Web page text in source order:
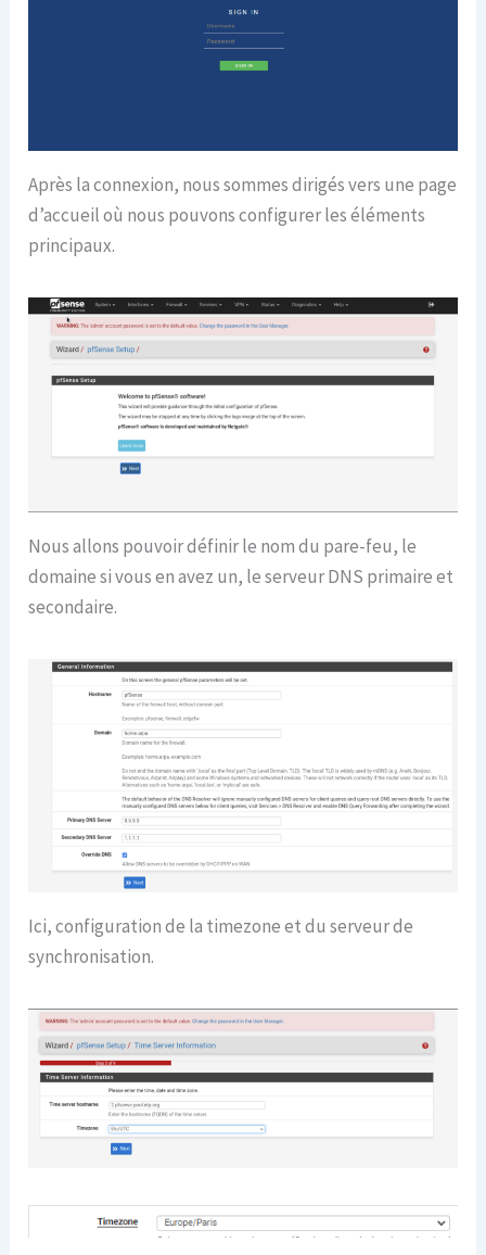
Après la connexion, nous sommes dirigés vers une page
d’accueil où nous pouvons configurer les éléments
principaux.
Nous allons pouvoir définir le nom du pare-feu, le
domaine si vous en avez un, le serveur DNS primaire et
secondaire.
Ici, configuration de la timezone et du serveur de
synchronisation.